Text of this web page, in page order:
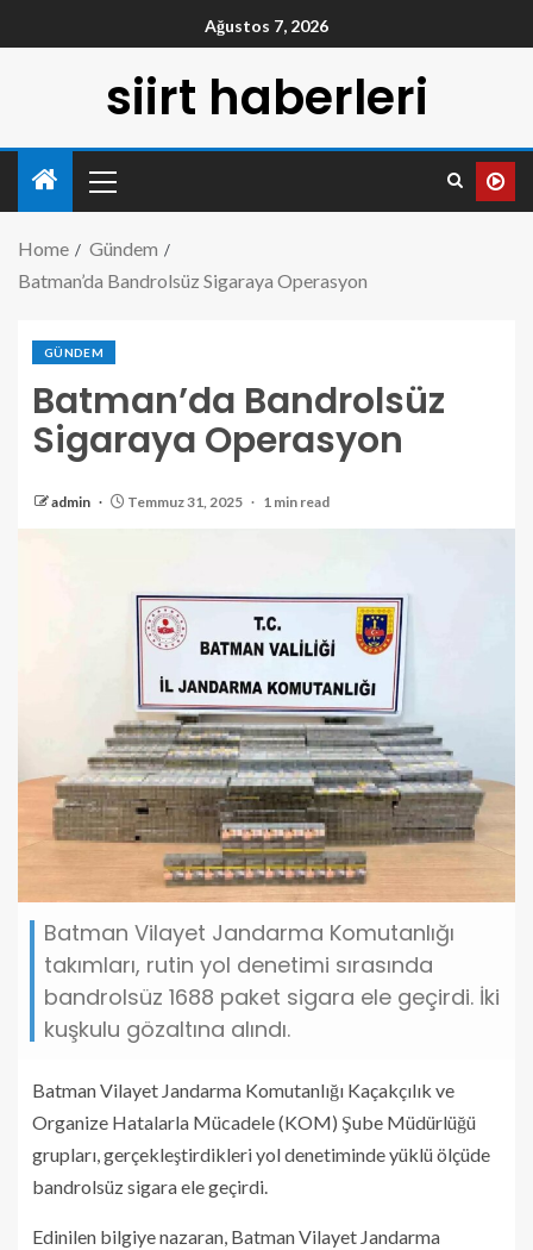
Ağustos 7, 2026
siirt haberleri
Home
Gündem
Batman’da Bandrolsüz Sigaraya Operasyon
GÜNDEM
Batman’da Bandrolsüz
Sigaraya Operasyon
admin Temmuz 31, 2025 1 min read
Batman Vilayet Jandarma Komutanlığı
takımları, rutin yol denetimi sırasında
bandrolsüz 1688 paket sigara ele geçirdi. İki
kuşkulu gözaltına alındı.
Batman Vilayet Jandarma Komutanlığı Kaçakçılık ve
Organize Hatalarla Mücadele (KOM) Şube Müdürlüğü
grupları, gerçekleştirdikleri yol denetiminde yüklü ölçüde
bandrolsüz sigara ele geçirdi.
Edinilen bilgiye nazaran, Batman Vilayet Jandarma